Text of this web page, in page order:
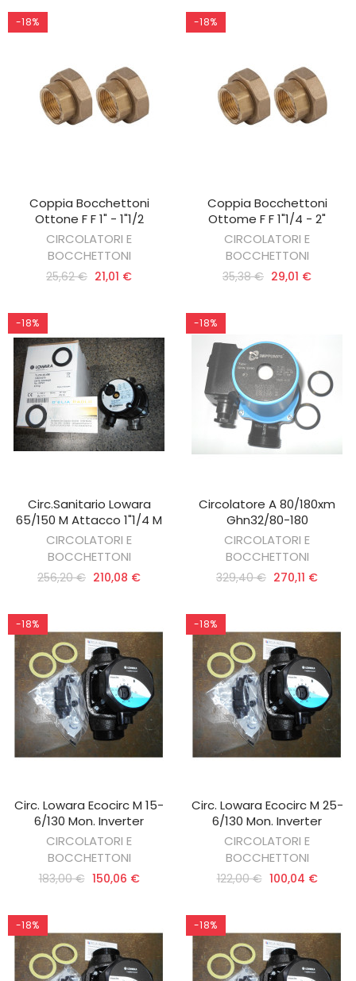
-18%
AGGIUNGI AL CARRELLO
Coppia Bocchettoni
Ottone F F 1" - 1"1/2
CIRCOLATORI E
BOCCHETTONI
25,62 € 21,01 €
-18%
AGGIUNGI AL CARRELLO
Coppia Bocchettoni
Ottome F F 1"1/4 - 2"
CIRCOLATORI E
BOCCHETTONI
35,38 € 29,01 €
-18%
AGGIUNGI AL CARRELLO
Circ.sanitario Lowara
65/150 M Attacco 1"1/4 M
CIRCOLATORI E
BOCCHETTONI
256,20 € 210,08 €
-18%
AGGIUNGI AL CARRELLO
Circolatore A 80/180xm
Ghn32/80-180
CIRCOLATORI E
BOCCHETTONI
329,40 € 270,11 €
-18%
AGGIUNGI AL CARRELLO
Circ. Lowara Ecocirc M 15-
6/130 Mon. Inverter
CIRCOLATORI E
BOCCHETTONI
183,00 € 150,06 €
-18%
AGGIUNGI AL CARRELLO
Circ. Lowara Ecocirc M 25-
6/130 Mon. Inverter
CIRCOLATORI E
BOCCHETTONI
122,00 € 100,04 €
-18% -18%